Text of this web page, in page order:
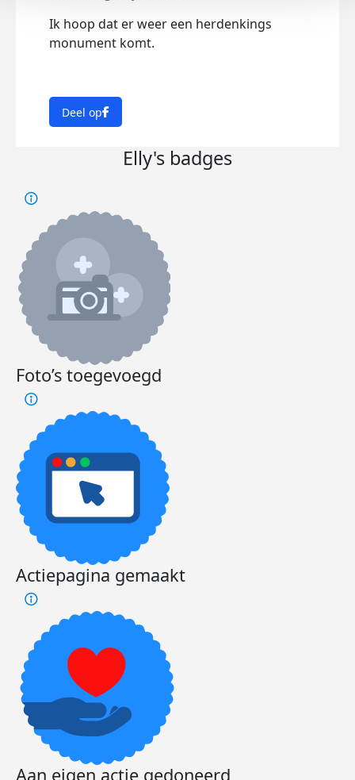
Ik hoop dat er weer een herdenkings
monument komt.
Deel op
Elly's badges
Foto’s toegevoegd
Actiepagina gemaakt
Aan eigen actie gedoneerd